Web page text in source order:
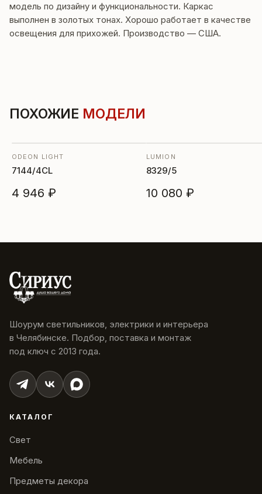
модель по дизайну и функциональности. Каркас
выполнен в золотых тонах. Хорошо работает в качестве
освещения для прихожей. Производство — США.
ПОХОЖИЕ МОДЕЛИ
ODEON LIGHT
7144/4CL
4 946 ₽
LUMION
8329/5
10 080 ₽
Шоурум светильников, электрики и интерьера
в Челябинске. Подбор, поставка и монтаж
под ключ с 2013 года.
КАТАЛОГ
Свет
Мебель
Предметы декора